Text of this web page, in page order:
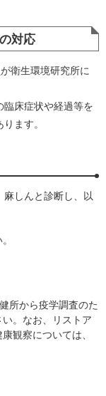
対応
衛生環境研究所に
床症状や経過等を
ます。
しんと診断し、以
所から疫学調査のた
。なお、リストア
観察については、